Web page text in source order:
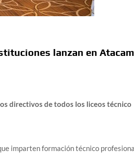
lanzan en
directivos de todos los liceos técnico
imparten formación técnico